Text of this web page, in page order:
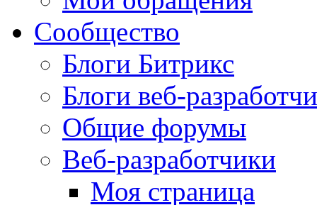
Сообщество
Блоги Битрикс
Блоги веб-
Общие форумы
Веб-разработчики
Моя страница